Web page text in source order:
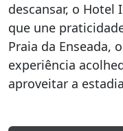
descansar, o Hotel
que une
Praia da Enseada,
experiência
aproveitar a